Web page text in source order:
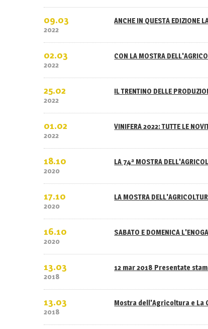
09.03
2022
ANCHE IN QUESTA EDIZIONE
02.03
2022
CON LA MOSTRA
25.02
2022
IL TRENTINO DELLE
01.02
2022
VINIFERA 2022: TUTTE LE
18.10
2020
LA 74ª MOSTRA
17.10
2020
LA MOSTRA
16.10
2020
SABATO E DOMENICA
13.03
2018
12 mar 2018 Presentate
13.03
2018
Mostra dell'Agricoltura e La